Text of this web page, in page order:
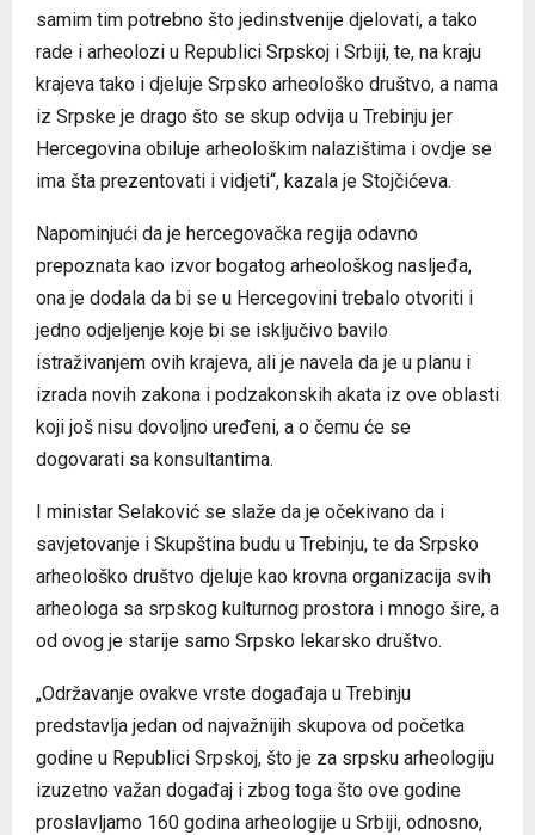
samim tim potrebno što jedinstvenije djelovati, a tako
rade i arheolozi u Republici Srpskoj i Srbiji, te, na kraju
krajeva tako i djeluje Srpsko arheološko društvo, a nama
iz Srpske je drago što se skup odvija u Trebinju jer
Hercegovina obiluje arheološkim nalazištima i ovdje se
ima šta prezentovati i vidjeti“, kazala je Stojčićeva.
Napominjući da je hercegovačka regija odavno
prepoznata kao izvor bogatog arheološkog nasljeđa,
ona je dodala da bi se u Hercegovini trebalo otvoriti i
jedno odjeljenje koje bi se isključivo bavilo
istraživanjem ovih krajeva, ali je navela da je u planu i
izrada novih zakona i podzakonskih akata iz ove oblasti
koji još nisu dovoljno uređeni, a o čemu će se
dogovarati sa konsultantima.
I ministar Selaković se slaže da je očekivano da i
savjetovanje i Skupština budu u Trebinju, te da Srpsko
arheološko društvo djeluje kao krovna organizacija svih
arheologa sa srpskog kulturnog prostora i mnogo šire, a
od ovog je starije samo Srpsko lekarsko društvo.
„Održavanje ovakve vrste događaja u Trebinju
predstavlja jedan od najvažnijih skupova od početka
godine u Republici Srpskoj, što je za srpsku arheologiju
izuzetno važan događaj i zbog toga što ove godine
proslavljamo 160 godina arheologije u Srbiji, odnosno,